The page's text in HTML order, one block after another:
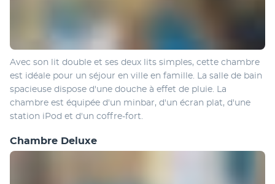
Avec son lit double et ses deux lits simples, cette chambre
est idéale pour un séjour en ville en famille. La salle de bain
spacieuse dispose d'une douche à effet de pluie. La
chambre est équipée d'un minbar, d'un écran plat, d'une
station iPod et d'un coffre-fort.
Chambre Deluxe